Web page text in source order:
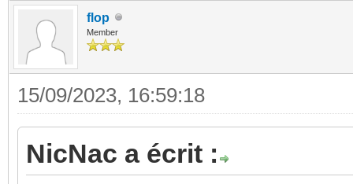
flop
Member
15/09/2023, 16:59:18
NicNac a écrit :